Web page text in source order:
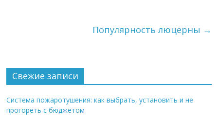
Популярность люцерны →
Свежие записи
Система пожаротушения: как выбрать, установить и не
прогореть с бюджетом